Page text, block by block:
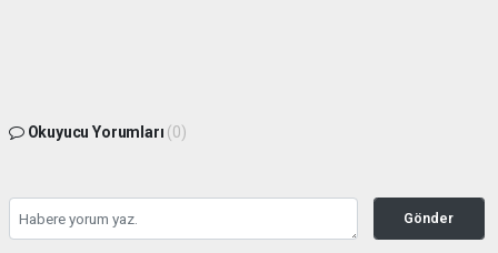
Okuyucu Yorumları (0)
Gönder